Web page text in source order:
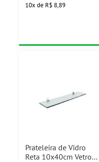
10x de R$ 8,89
Prateleira de Vidro
Reta 10x40cm Vetro